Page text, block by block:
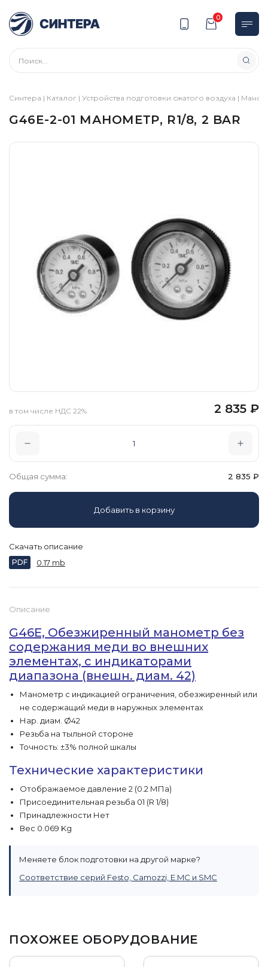
0
Синтера | Каталог | Устройства подготовки сжатого воздуха |
G46E-2-01 МАНОМЕТР, R1/8, 2 BAR
Описание
G46E, Обезжиренный манометр без
содержания меди во внешних
элементах, с индикаторами
диапазона (внешн. диам. 42)
Манометр с индикацией ограничения, обезжиренный или
не содержащий меди в наружных элементах
Нар. диам. Ø42
Резьба на тыльной стороне
Точность: ±3% полной шкалы
Технические характеристики
Отображаемое давление 2 (0.2 МПа)
Присоединительная резьба 01 (R 1/8)
Принадлежности Нет
Вес 0.069 Kg
Меняете блок подготовки на другой марке?
Соответствие серий Festo, Camozzi, E.MC и SMC
2 835 ₽
в том числе НДС 22%
Общая сумма: 2 835 ₽
Добавить в корзину
Скачать описание
PDF 0.17 mb
ПОХОЖЕЕ ОБОРУДОВАНИЕ